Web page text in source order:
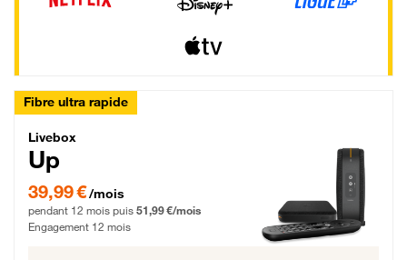
Fibre ultra rapide
Livebox Up Fibre
Livebox
Up
39,99 € par mois pendant 12 mois puis 51,99 € par mois, Engagement 12 mois
39,99 €/mois
pendant 12 mois puis 51,99 €/mois
Engagement 12 mois